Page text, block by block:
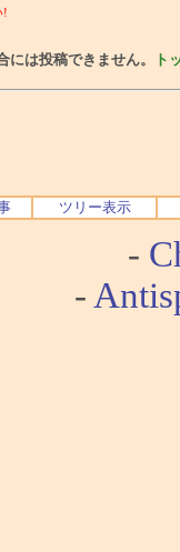
!
は投稿できません。 ト
ツリー表示
-
-